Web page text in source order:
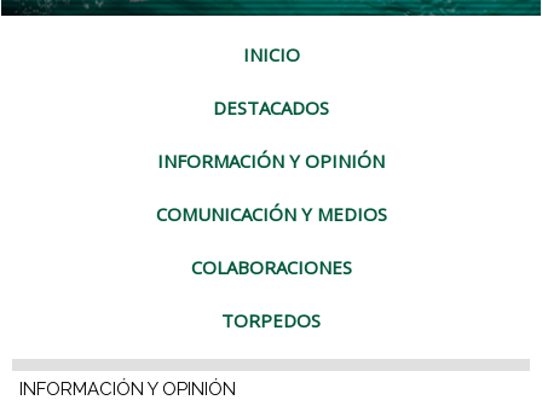
INICIO
DESTACADOS
INFORMACIÓN Y OPINIÓN
COMUNICACIÓN Y MEDIOS
COLABORACIONES
TORPEDOS
INFORMACIÓN Y OPINIÓN